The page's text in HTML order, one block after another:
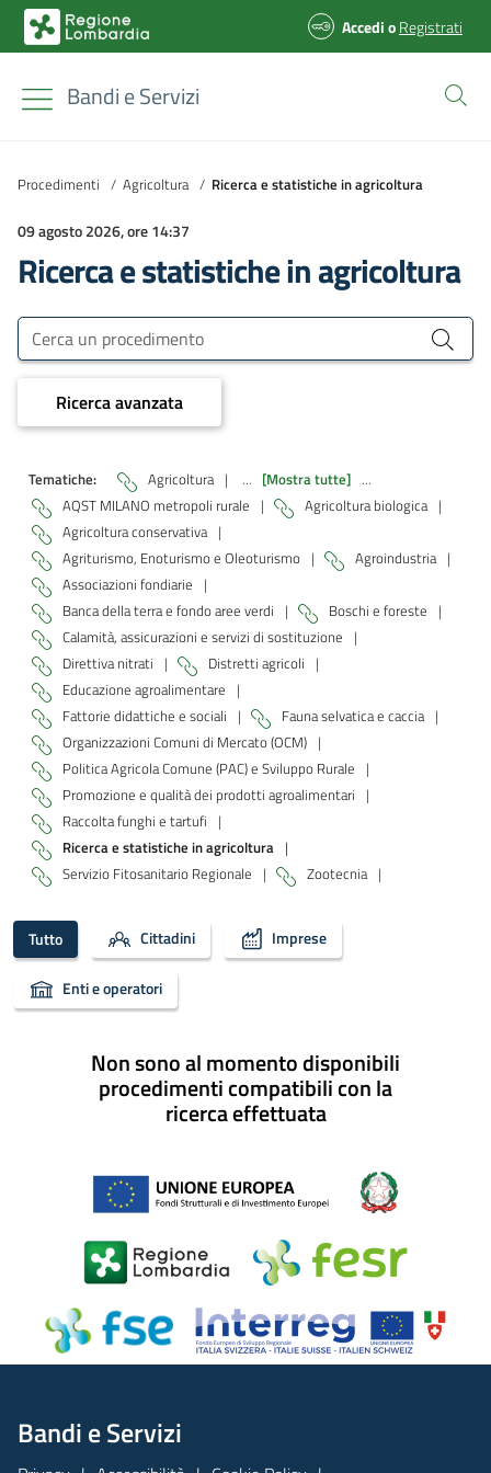
AccedioRegistrati
Bandi e Servizi
Procedimenti / Agricoltura / Ricerca e statistiche in agricoltura
09 agosto 2026, ore 14:37
Ricerca e statistiche in agricoltura
Bandi e Servizi
Cerca un procedimento
Ricerca avanzata
Tematiche: Agricoltura | ... [Mostra tutte] ...
AQST MILANO metropoli rurale | Agricoltura biologica |
Agricoltura conservativa |
Agriturismo, Enoturismo e Oleoturismo | Agroindustria |
Associazioni fondiarie |
Banca della terra e fondo aree verdi | Boschi e foreste |
Calamità, assicurazioni e servizi di sostituzione |
Direttiva nitrati | Distretti agricoli |
Educazione agroalimentare |
Fattorie didattiche e sociali | Fauna selvatica e caccia |
Organizzazioni Comuni di Mercato (OCM) |
Politica Agricola Comune (PAC) e Sviluppo Rurale |
Promozione e qualità dei prodotti agroalimentari |
Raccolta funghi e tartufi |
Ricerca e statistiche in agricoltura |
Servizio Fitosanitario Regionale | Zootecnia |
Tutto Cittadini Imprese
Enti e operatori
Non sono al momento disponibili
procedimenti compatibili con la
ricerca effettuata
Bandi e Servizi